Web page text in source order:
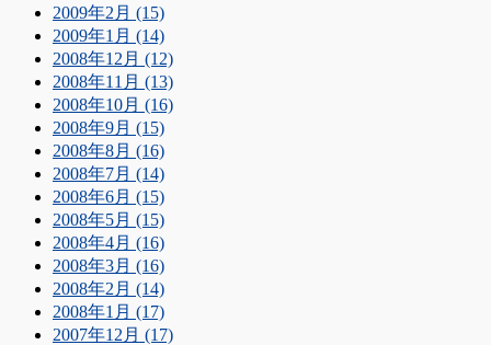
2009年2月 (15)
2009年1月 (14)
2008年12月 (12)
2008年11月 (13)
2008年10月 (16)
2008年9月 (15)
2008年8月 (16)
2008年7月 (14)
2008年6月 (15)
2008年5月 (15)
2008年4月 (16)
2008年3月 (16)
2008年2月 (14)
2008年1月 (17)
2007年12月 (17)